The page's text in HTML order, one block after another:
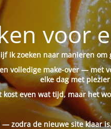
voor
ik zoeken naar manieren
volledige make-over —
elke dag met
kost even wat tijd, maar het
zodra de nieuwe site klaar